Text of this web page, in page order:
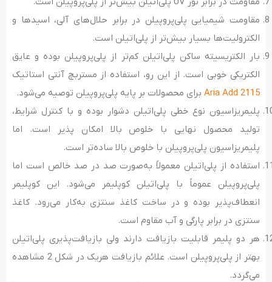
مقاومت شیمیایی پلی‌پروپیلن در برابر حلال‌­های آلی، اسیدها و
الکترولیت‌­ها بسیار بیش‌تر از پلی‌اتیلن است.
بار الکتریسیته ساکن پلی‌اتیلن کم‌تر از پلی‌پروپیلن بوده و عایق
الکتریکی خوبی است. از این رو، استفاده از مستربچ آنتی استاتیک
Aria Add 2115 برای محصولات بر پایه پلی‌پروپیلن توصیه می‌شود.
پلیمریزاسیون نوع خطی پلی‌اتیلن دشوار بوده و با کنترل شرایط،
تولید محصول نهایی با خلوص بالا امکان پذیر است. اما
پلیمریزاسیون پلی‌پروپیلن با خلوص بالا ساده‌تر است.
استفاده از پلی‌اتیلن معمولاً به‌صورت صد در صد خالص است اما
پلی‌پروپیلن عموماً با پلی‌اتیلن کوپلیمر می‌شود. این کوپلیمر
انعطاف‌پذیر بوده و در ساخت کاغذ سنتزی به‌کار می‌رود. کاغذ
سنتزی در برابر پارگی و آب مقاوم است.
هر دو پلیمر قابلیت بازیافت دارند ولی بازیافت‌پذیری پلی‌اتیلن
بهتر از پلی‌پروپیلن است. علائم بازیافت هریک در شکل 2 مشاهده
می‌گردد.